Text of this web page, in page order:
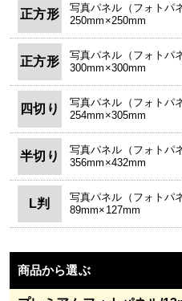
正方形
写真パネル（フォトパ
250mm×250mm
正方形
写真パネル（フォトパ
300mm×300mm
四切り
写真パネル（フォトパ
254mm×305mm
半切り
写真パネル（フォトパ
356mm×432mm
L判
写真パネル（フォトパ
89mm×127mm
商品から選ぶ